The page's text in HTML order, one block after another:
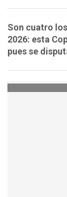
Son cuatro
2026: esta
pues se